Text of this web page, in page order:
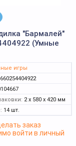
"Бармалей"
(Умные
игры
2 x 580 x 420 мм
14 шт.
заказ
войти в личный